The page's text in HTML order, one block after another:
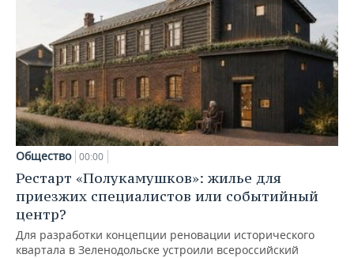
Общество 00:00
Рестарт «Полукамушков»: жилье для
приезжих специалистов или событийный
центр?
Для разработки концепции реновации исторического
квартала в Зеленодольске устроили всероссийский